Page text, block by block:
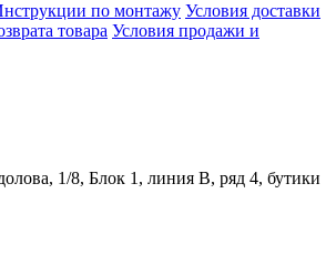
по монтажу Условия доставки
товара Условия продажи и
1/8, Блок 1, линия В, ряд 4, бутики